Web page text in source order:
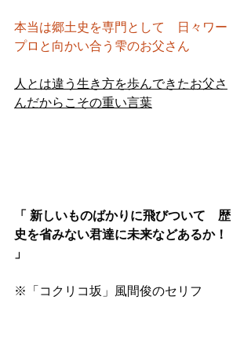
本当は郷土史を専門として　日々ワー
プロと向かい合う雫のお父さん
人とは違う生き方を歩んできたお父さ
んだからこその重い言葉
「 新しいものばかりに飛びついて　歴
史を省みない君達に未来などあるか！
」
※「コクリコ坂」風間俊のセリフ